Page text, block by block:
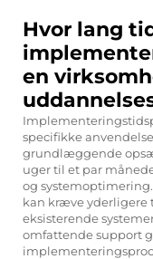
Hvor lang
en
specifikke
grundlæggende
uger til et par
og
kan kræve
eksisterende
omfattende support